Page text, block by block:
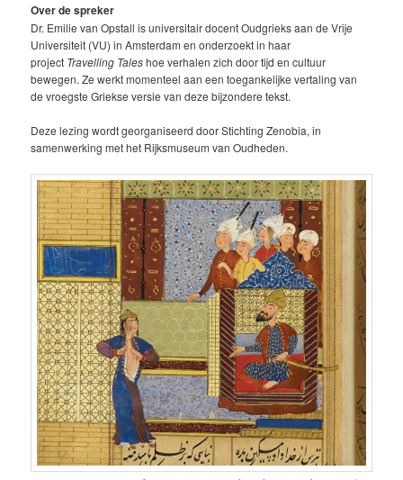
Over de spreker
Dr. Emilie van Opstall is universitair docent Oudgrieks aan de Vrije
Universiteit (VU) in Amsterdam en onderzoekt in haar
project Travelling Taleshoe verhalen zich door tijd en cultuur
bewegen. Ze werkt momenteel aan een toegankelijke vertaling van
de vroegste Griekse versie van deze bijzondere tekst.
Deze lezing wordt georganiseerd door Stichting Zenobia, in
samenwerking met het Rijksmuseum van Oudheden.